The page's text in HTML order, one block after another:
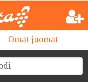
Omat juomat